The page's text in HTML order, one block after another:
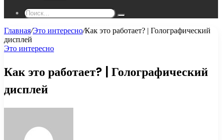
Поиск...
Главная/Это интересно/Как это работает? | Голографический
дисплей
Это интересно
Как это работает? | Голографический
дисплей